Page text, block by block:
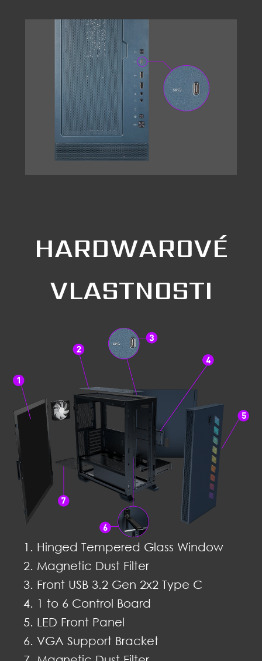
HARDWAROVÉ
VLASTNOSTI
Hinged Tempered Glass Window
Magnetic Dust Filter
Front USB 3.2 Gen 2x2 Type C
1 to 6 Control Board
LED Front Panel
VGA Support Bracket